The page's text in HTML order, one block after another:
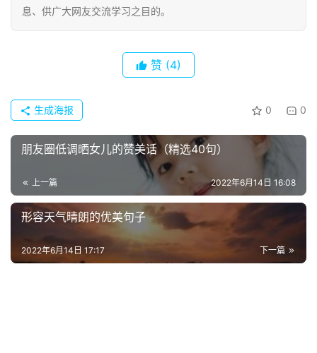
网
络
热
电
影
词
息、供广大网友交流学习之目的。
赞 (4)
0 0
生成海报
朋友圈低调晒女儿的赞美话（精选40句）
上一篇 2022年6月14日 16:08
形容天气晴朗的优美句子
下一篇
2022年6月14日 17:17